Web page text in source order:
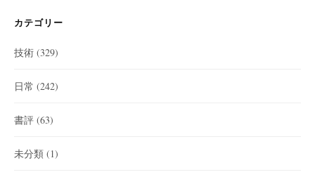
カテゴリー
技術 (329)
日常 (242)
書評 (63)
未分類 (1)